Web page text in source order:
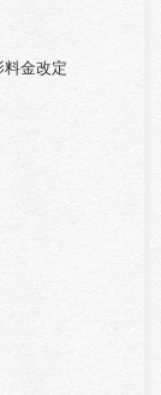
料金改定